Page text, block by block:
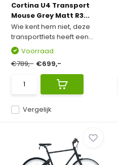
Cortina U4 Transport
Mouse Grey Matt R3...
Wie kent hem niet, deze
transportfiets heeft een...
Vergelijk
Voorraad
€789,- €699,-